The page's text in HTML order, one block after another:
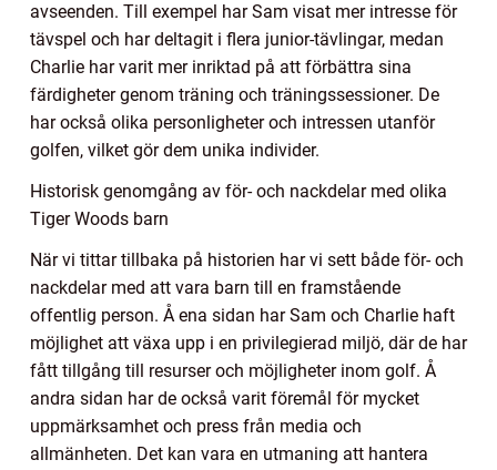
avseenden. Till exempel har Sam visat mer intresse för
tävspel och har deltagit i flera junior-tävlingar, medan
Charlie har varit mer inriktad på att förbättra sina
färdigheter genom träning och träningssessioner. De
har också olika personligheter och intressen utanför
golfen, vilket gör dem unika individer.
Historisk genomgång av för- och nackdelar med olika
Tiger Woods barn
När vi tittar tillbaka på historien har vi sett både för- och
nackdelar med att vara barn till en framstående
offentlig person. Å ena sidan har Sam och Charlie haft
möjlighet att växa upp i en privilegierad miljö, där de har
fått tillgång till resurser och möjligheter inom golf. Å
andra sidan har de också varit föremål för mycket
uppmärksamhet och press från media och
allmänheten. Det kan vara en utmaning att hantera